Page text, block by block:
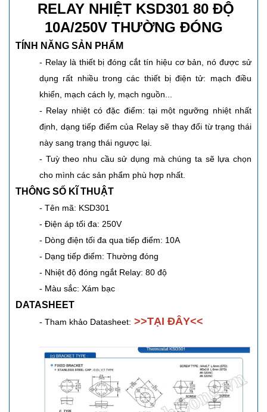
RELAY NHIỆT KSD301 80 ĐỘ
10A/250V THƯỜNG ĐÓNG
TÍNH NĂNG SẢN PHẨM
- Relay là thiết bị đóng cắt tín hiệu cơ bản, nó được sử
dụng rất nhiều trong các thiết bị điện tử: mạch điều
khiển, mạch cách ly, mạch nguồn...
- Relay nhiệt có đặc điểm: tại một ngưỡng nhiệt nhất
định, dạng tiếp điểm của Relay sẽ thay đổi từ trạng thái
này sang trạng thái ngược lại.
- Tuỳ theo nhu cầu sử dụng mà chúng ta sẽ lựa chọn
cho mình các sản phẩm phù hợp nhất.
THÔNG SỐ KĨ THUẬT
- Tên mã: KSD301
- Điện áp tối đa: 250V
- Dòng điện tối đa qua tiếp điểm: 10A
- Dạng tiếp điểm: Thường đóng
- Nhiệt độ đóng ngắt Relay: 80 độ
- Màu sắc: Xám bạc
DATASHEET
- Tham khảo Datasheet: >>TẠI ĐÂY<<